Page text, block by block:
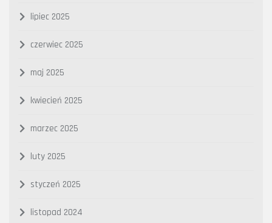
lipiec 2025
czerwiec 2025
maj 2025
kwiecień 2025
marzec 2025
luty 2025
styczeń 2025
listopad 2024